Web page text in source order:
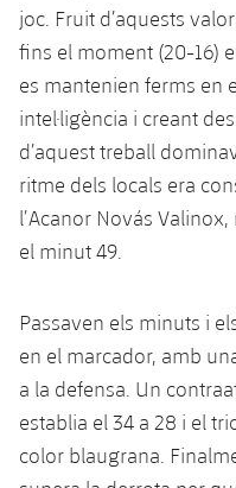
joc. Fruit d’aquests
fins el moment (20-16)
es mantenien ferms en
intel·ligència i creant
d’aquest treball
ritme dels locals era
l’Acanor Novás
el minut 49.
Passaven els minuts i
en el marcador, amb
a la defensa. Un
establia el 34 a 28 i el
color blaugrana.